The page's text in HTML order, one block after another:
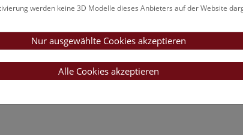
werden keine 3D Modelle dieses Anbieters auf der Website
Nur ausgewählte Cookies akzeptieren
Alle Cookies akzeptieren